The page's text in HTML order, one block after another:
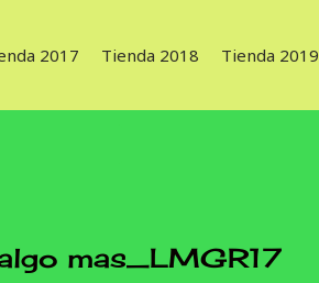
2017 Tienda 2018 Tienda 2019
mas_LMGR17